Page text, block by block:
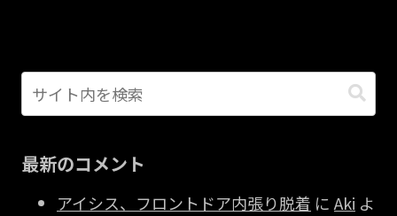
最新のコメント
アイシス、フロントドア内張り脱着 に Aki よ